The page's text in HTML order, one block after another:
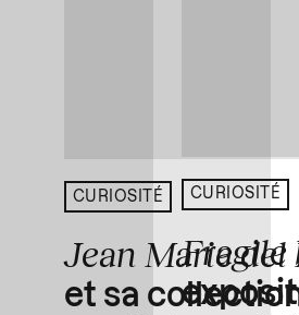
CURIOSITÉ
Jean Marie del
et sa
CURIOSITÉ
Fragile